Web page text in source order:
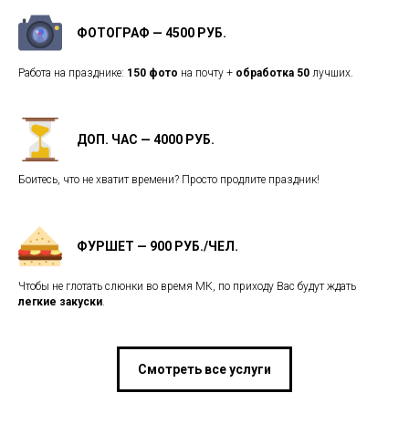
ФОТОГРАФ — 4500 РУБ.
Работа на празднике: 150 фото на почту + обработка 50 лучших.
ДОП. ЧАС — 4000 РУБ.
Боитесь, что не хватит времени? Просто продлите праздник!
ФУРШЕТ — 900 РУБ./ЧЕЛ.
Чтобы не глотать слюнки во время МК, по приходу Вас будут ждать
легкие закуски.
Смотреть все услуги